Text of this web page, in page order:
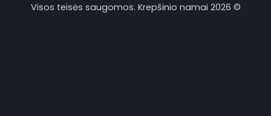
Visos teisės saugomos. Krepšinio namai 2026 ©